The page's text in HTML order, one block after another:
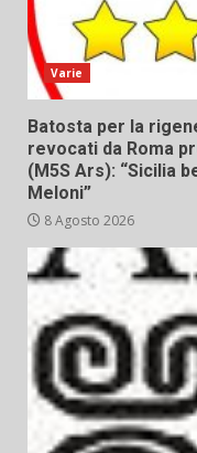
Varie
Batosta per la
revocati da Roma
(M5S Ars): “Sicilia
Meloni”
8 Agosto 2026